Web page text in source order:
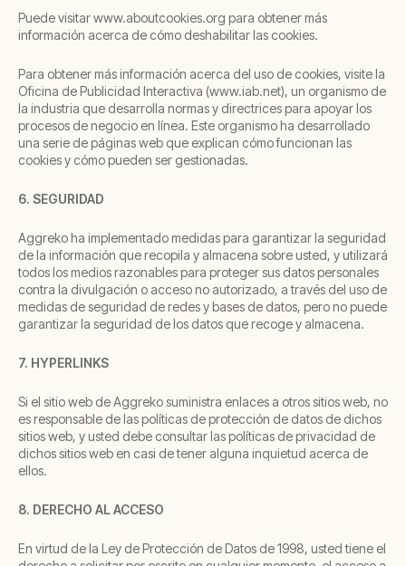
Puede visitar www.aboutcookies.org para obtener más
información acerca de cómo deshabilitar las cookies.
Para obtener más información acerca del uso de cookies, visite la
Oficina de Publicidad Interactiva (www.iab.net), un organismo de
la industria que desarrolla normas y directrices para apoyar los
procesos de negocio en línea. Este organismo ha desarrollado
una serie de páginas web que explican cómo funcionan las
cookies y cómo pueden ser gestionadas.
6. SEGURIDAD
Aggreko ha implementado medidas para garantizar la seguridad
de la información que recopila y almacena sobre usted, y utilizará
todos los medios razonables para proteger sus datos personales
contra la divulgación o acceso no autorizado, a través del uso de
medidas de seguridad de redes y bases de datos, pero no puede
garantizar la seguridad de los datos que recoge y almacena.
7. HYPERLINKS
Si el sitio web de Aggreko suministra enlaces a otros sitios web, no
es responsable de las políticas de protección de datos de dichos
sitios web, y usted debe consultar las políticas de privacidad de
dichos sitios web en casi de tener alguna inquietud acerca de
ellos.
8. DERECHO AL ACCESO
En virtud de la Ley de Protección de Datos de 1998, usted tiene el